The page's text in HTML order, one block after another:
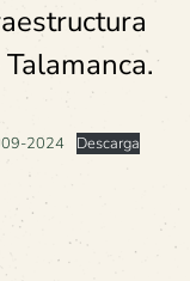
2024
Descarga